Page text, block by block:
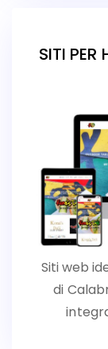
SITI PER
Siti web
di